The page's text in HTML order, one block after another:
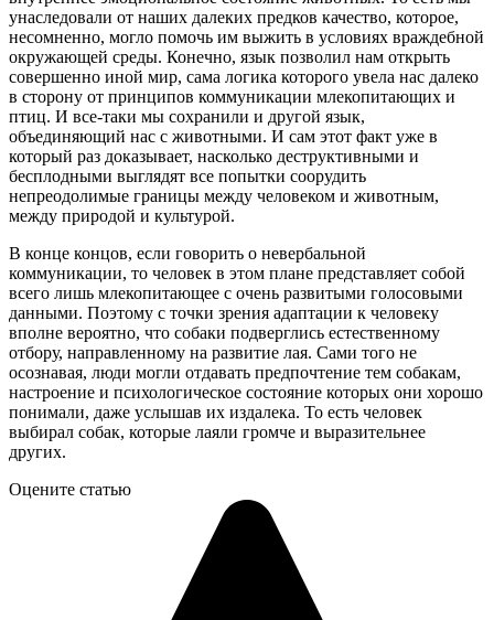
унаследовали от наших далеких предков качество, которое,
несомненно, могло помочь им выжить в условиях враждебной
окружающей среды. Конечно, язык позволил нам открыть
совершенно иной мир, сама логика которого увела нас далеко
в сторону от принципов коммуникации млекопитающих и
птиц. И все-таки мы сохранили и другой язык,
объединяющий нас с животными. И сам этот факт уже в
который раз доказывает, насколько деструктивными и
бесплодными выглядят все попытки соорудить
непреодолимые границы между человеком и животным,
между природой и культурой.
В конце концов, если говорить о невербальной
коммуникации, то человек в этом плане представляет собой
всего лишь млекопитающее с очень развитыми голосовыми
данными. Поэтому с точки зрения адаптации к человеку
вполне вероятно, что собаки подверглись естественному
отбору, направленному на развитие лая. Сами того не
осознавая, люди могли отдавать предпочтение тем собакам,
настроение и психологическое состояние которых они хорошо
понимали, даже услышав их издалека. То есть человек
выбирал собак, которые лаяли громче и выразительнее
других.
Оцените статью